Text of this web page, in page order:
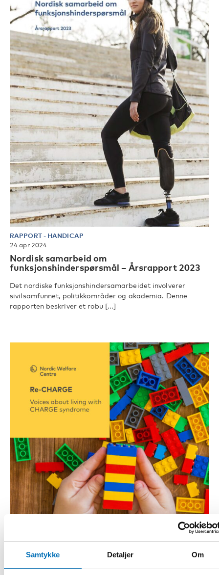
Samtykke Detaljer Om
RAPPORT- HANDICAP
24 apr 2024
Nordisk samarbeid om
funksjonshinderspørsmål – Årsrapport 2023
Det nordiske funksjonshindersamarbeidet involverer
sivilsamfunnet, politikkområder og akademia. Denne
rapporten beskriver et robu [...]